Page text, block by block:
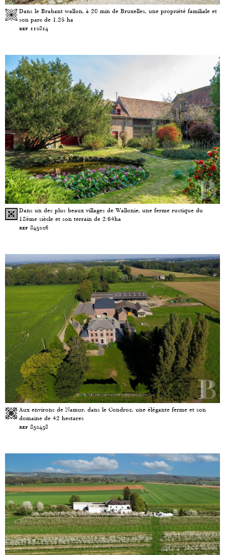
Dans le Brabant wallon, à 20 min de Bruxelles, une propriété familiale et
son parc de 1.25 ha
ref 112814
Dans un des plus beaux villages de Wallonie, une ferme rustique du
18ème siècle et son terrain de 2.64ha
ref 845226
Aux environs de Namur, dans le Condroz, une élégante ferme et son
domaine de 42 hectares
ref 852438